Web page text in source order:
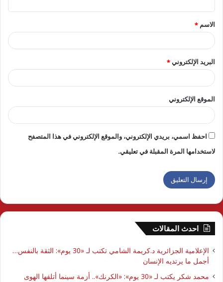
ق
*
الاسم *
البريد الإلكتروني*
الموقع الإلكتروني
احفظ اسمي، بريدي الإلكتروني، والموقع الإلكتروني في هذا المتصفح
لاستخدامها المرة المقبلة في تعليقي.
احدث المقالات
الإعلامية الجزائرية د.كريمة الشامي تكتب لـ «30 يوم»: الثقة بالنفس…
أجمل ما يرتديه الإنسان
محمد شكر يكتب لـ «30 يوم»: «الكرنك».. أزمة سينما أتلفها الهوى